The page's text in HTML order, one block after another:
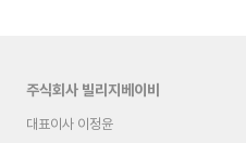
주식회사 빌리지베이비
대표이사 이정윤